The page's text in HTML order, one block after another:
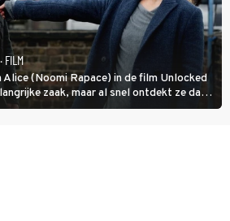
· FILM
(Noomi Rapace) in de film Unlocked
zaak, maar al snel ontdekt ze dat
kwade bedoelingen heeft.